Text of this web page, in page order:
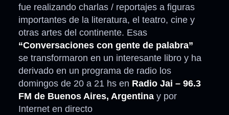
fue realizando charlas / reportajes a figuras
importantes de la literatura, el teatro, cine y
otras artes del continente. Esas
“Conversaciones con gente de palabra”
se transformaron en un interesante libro y ha
derivado en un programa de radio los
domingos de 20 a 21 hs en Radio Jai – 96.3
FM de Buenos Aires, Argentina y por
Internet en directo